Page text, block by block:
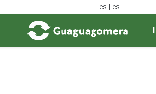
es | es